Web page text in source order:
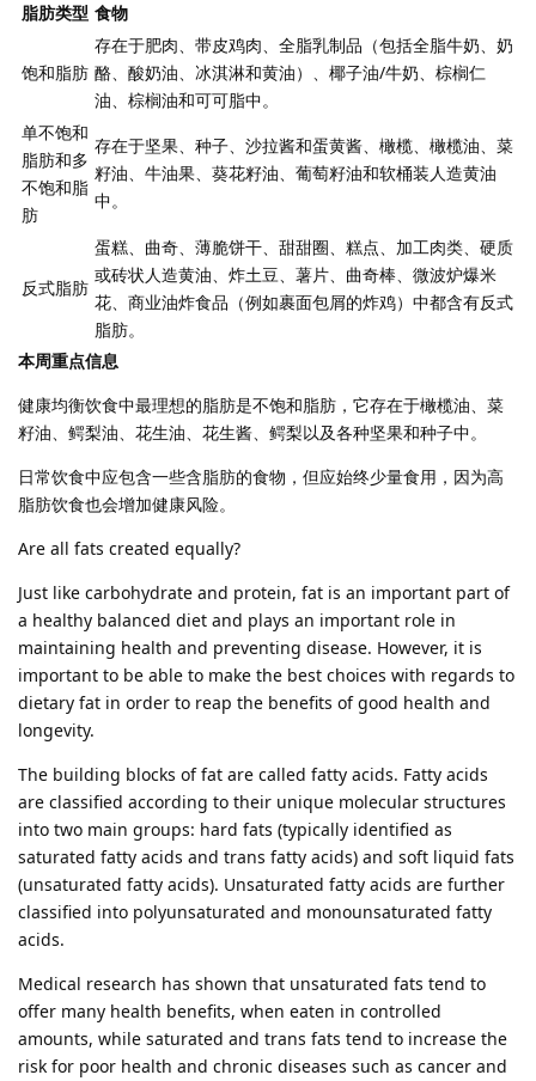
脂肪类型 食物
饱和脂肪
存在于肥肉、带皮鸡肉、全脂乳制品（包括全脂牛奶、奶
酪、酸奶油、冰淇淋和黄油）、椰子油/牛奶、棕榈仁
油、棕榈油和可可脂中。
单不饱和
脂肪和多
不饱和脂
肪
存在于坚果、种子、沙拉酱和蛋黄酱、橄榄、橄榄油、菜
籽油、牛油果、葵花籽油、葡萄籽油和软桶装人造黄油
中。
反式脂肪
蛋糕、曲奇、薄脆饼干、甜甜圈、糕点、加工肉类、硬质
或砖状人造黄油、炸土豆、薯片、曲奇棒、微波炉爆米
花、商业油炸食品（例如裹面包屑的炸鸡）中都含有反式
脂肪。
本周重点信息
健康均衡饮食中最理想的脂肪是不饱和脂肪，它存在于橄榄油、菜
籽油、鳄梨油、花生油、花生酱、鳄梨以及各种坚果和种子中。
日常饮食中应包含一些含脂肪的食物，但应始终少量食用，因为高
脂肪饮食也会增加健康风险。
Are all fats created equally?
Just like carbohydrate and protein, fat is an important part of
a healthy balanced diet and plays an important role in
maintaining health and preventing disease. However, it is
important to be able to make the best choices with regards to
dietary fat in order to reap the benefits of good health and
longevity.
The building blocks of fat are called fatty acids. Fatty acids
are classified according to their unique molecular structures
into two main groups: hard fats (typically identified as
saturated fatty acids and trans fatty acids) and soft liquid fats
(unsaturated fatty acids). Unsaturated fatty acids are further
classified into polyunsaturated and monounsaturated fatty
acids.
Medical research has shown that unsaturated fats tend to
offer many health benefits, when eaten in controlled
amounts, while saturated and trans fats tend to increase the
risk for poor health and chronic diseases such as cancer and